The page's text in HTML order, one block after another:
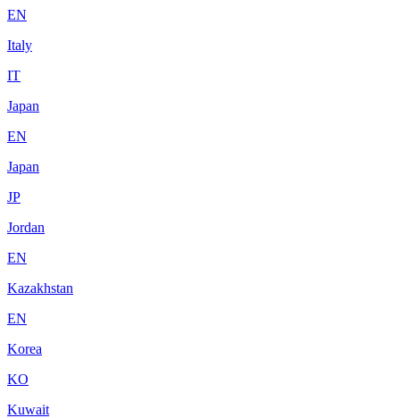
EN
Italy
IT
Japan
EN
Japan
JP
Jordan
EN
Kazakhstan
EN
Korea
KO
Kuwait